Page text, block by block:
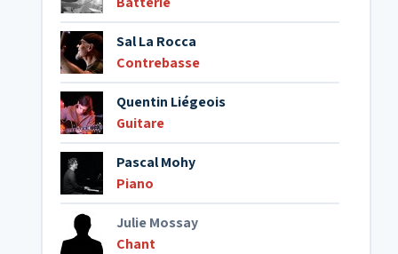
Sal La Rocca
Contrebasse
Quentin Liégeois
Guitare
Pascal Mohy
Piano
Julie Mossay
Chant